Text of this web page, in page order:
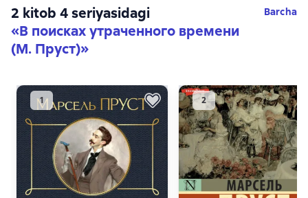
2 kitob 4 seriyasidagi
«В поисках утраченного времени
(М. Пруст)»
Barcha